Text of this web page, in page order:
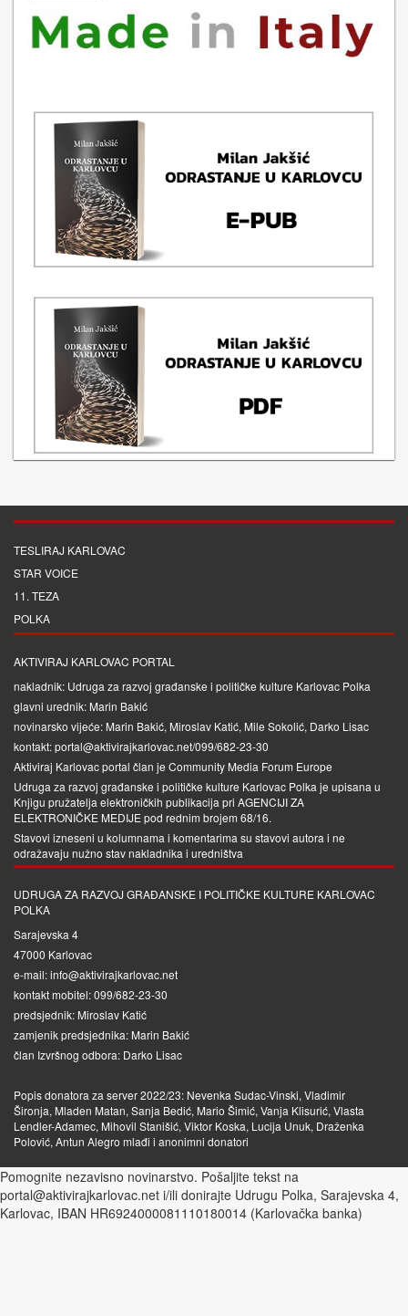
TESLIRAJ KARLOVAC
STAR VOICE
11. TEZA
POLKA
AKTIVIRAJ KARLOVAC PORTAL
nakladnik: Udruga za razvoj građanske i političke kulture Karlovac Polka
glavni urednik: Marin Bakić
novinarsko vijeće: Marin Bakić, Miroslav Katić, Mile Sokolić, Darko Lisac
kontakt: portal@aktivirajkarlovac.net/099/682-23-30
Aktiviraj Karlovac portal član je Community Media Forum Europe
Udruga za razvoj građanske i političke kulture Karlovac Polka je upisana u
Knjigu pružatelja elektroničkih publikacija pri AGENCIJI ZA
ELEKTRONIČKE MEDIJEpod rednim brojem 68/16.
Stavovi izneseni u kolumnama i komentarima su stavovi autora i ne
odražavaju nužno stav nakladnika i uredništva
UDRUGA ZA RAZVOJ GRAĐANSKE I POLITIČKE KULTURE KARLOVAC
POLKA
Sarajevska 4
47000 Karlovac
e-mail: info@aktivirajkarlovac.net
kontakt mobitel: 099/682-23-30
predsjednik: Miroslav Katić
zamjenik predsjednika: Marin Bakić
član Izvršnog odbora: Darko Lisac
Popis donatora za server 2022/23: Nevenka Sudac-Vinski, Vladimir
Šironja, Mladen Matan, Sanja Bedić, Mario Šimić, Vanja Klisurić, Vlasta
Lendler-Adamec, Mihovil Stanišić, Viktor Koska, Lucija Unuk, Draženka
Polović, Antun Alegro mlađi i anonimni donatori
Pomognite nezavisno novinarstvo. Pošaljite tekst na
portal@aktivirajkarlovac.net i/ili donirajte Udrugu Polka, Sarajevska 4,
Karlovac, IBAN HR6924000081110180014 (Karlovačka banka)